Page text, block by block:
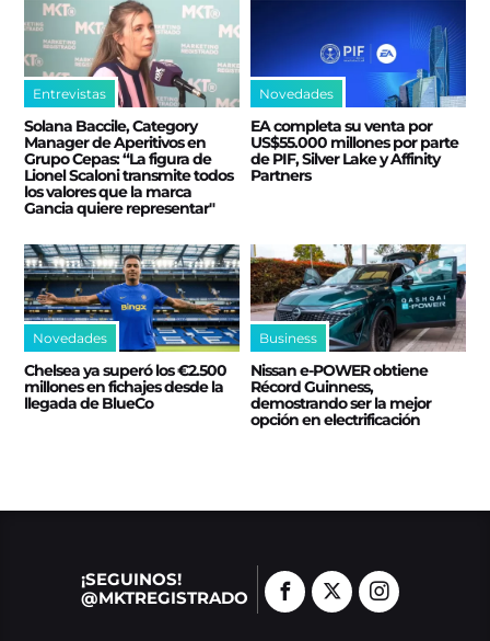
Entrevistas
Solana Baccile, Category
Manager de Aperitivos en
Grupo Cepas: “La figura de
Lionel Scaloni transmite todos
los valores que la marca
Gancia quiere representar"
Novedades
EA completa su venta por
US$55.000 millones por parte
de PIF, Silver Lake y Affinity
Partners
Novedades
Chelsea ya superó los €2.500
millones en fichajes desde la
llegada de BlueCo
Business
Nissan e‑POWER obtiene
Récord Guinness,
demostrando ser la mejor
opción en electrificación
¡SEGUINOS!
@MKTREGISTRADO